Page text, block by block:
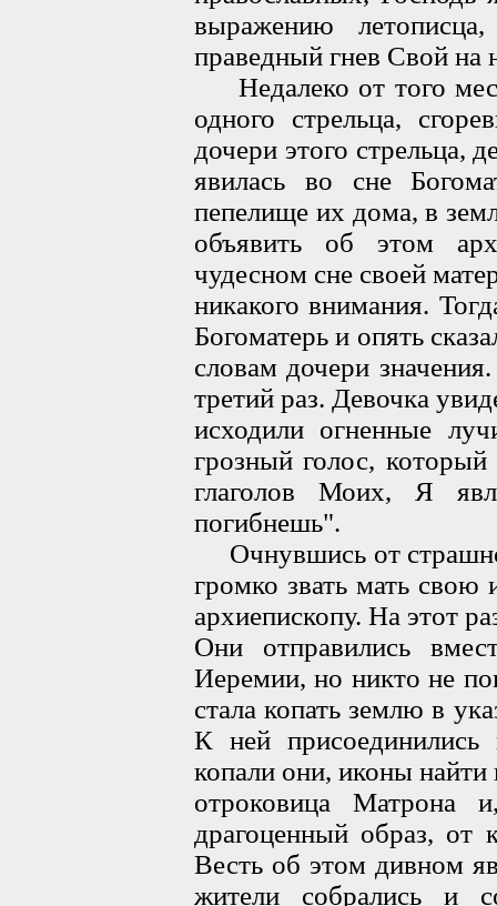
выражению
праведный гнев Свой на
Недалеко от того
одного стрельца,
дочери этого стрельца,
явилась во сне
пепелище их дома, в
объявить об этом
чудесном сне своей
никакого внимания.
Богоматерь и опять
словам дочери
третий раз. Девочка
исходили огненные
грозный голос,
глаголов Моих, Я
погибнешь".
Очнувшись от
громко звать мать свою
архиепископу. На этот
Они отправились
Иеремии, но никто не
стала копать землю в
К ней
копали они, иконы найти
отроковица Матрона
драгоценный образ, от
Весть об этом дивном
жители собрались и